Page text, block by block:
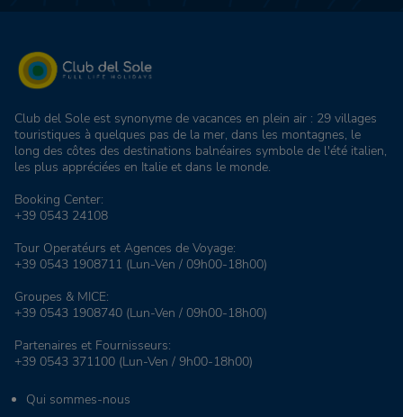
Club del Sole est synonyme de vacances en plein air : 29 villages
touristiques à quelques pas de la mer, dans les montagnes, le
long des côtes des destinations balnéaires symbole de l'été italien,
les plus appréciées en Italie et dans le monde.
Booking Center:
+39 0543 24108
Tour Operatéurs et Agences de Voyage:
+39 0543 1908711 (Lun-Ven / 09h00-18h00)
Groupes & MICE:
+39 0543 1908740 (Lun-Ven / 09h00-18h00)
Partenaires et Fournisseurs:
+39 0543 371100 (Lun-Ven / 9h00-18h00)
Qui sommes-nous